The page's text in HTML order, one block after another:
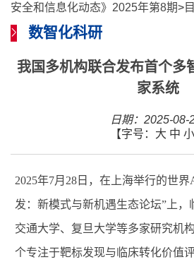
安全和信息化动态》2025年第8期>
数智化科研
我国多机构联合发布首个多
家系统
日期：2025-08-
【字号： 大 中 小
2025年7月 28 日，在上海举行的世界
发：新模式与新机遇生态论坛”上
交通大学、复旦大学等多家研究机
个专注于靶标发现与临床转化价值